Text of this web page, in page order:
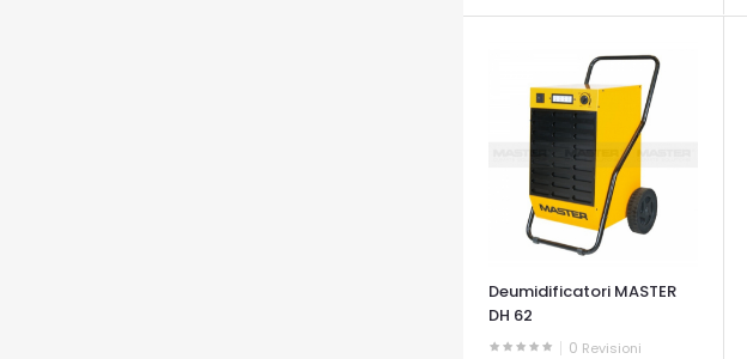
OCCHIATA VELOCE
Deumidificatori MASTER
DH 62
0 Revisioni